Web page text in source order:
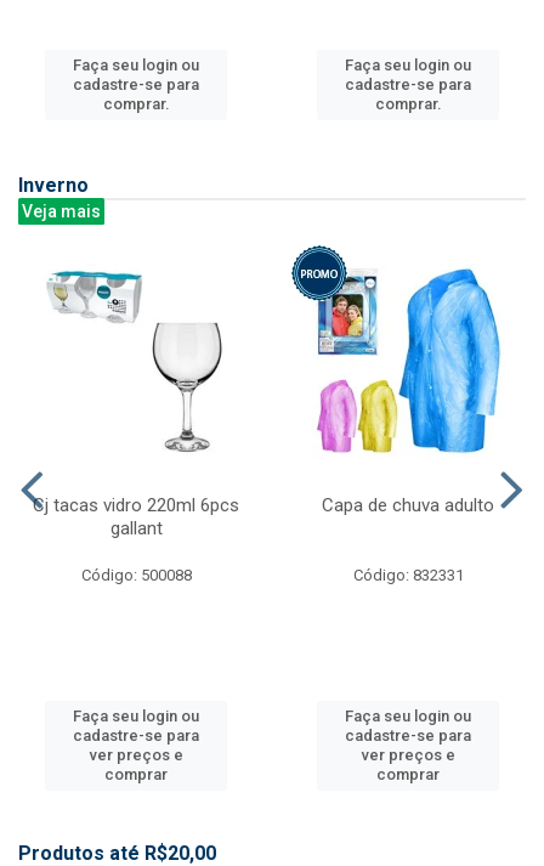
Faça seu login ou
cadastre-se para
comprar.
Faça seu login ou
cadastre-se para
comprar.
Inverno
Veja mais
Cj tacas vidro 220ml 6pcs
gallant
Código: 500088
Faça seu login ou
cadastre-se para
ver preços e
comprar
Capa de chuva adulto
Código: 832331
Faça seu login ou
cadastre-se para
ver preços e
comprar
Produtos até R$20,00